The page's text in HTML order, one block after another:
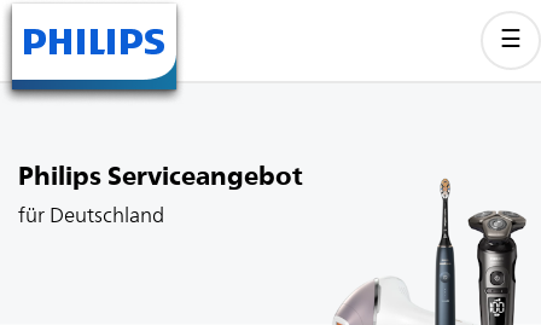
Philips Serviceangebot
für Deutschland